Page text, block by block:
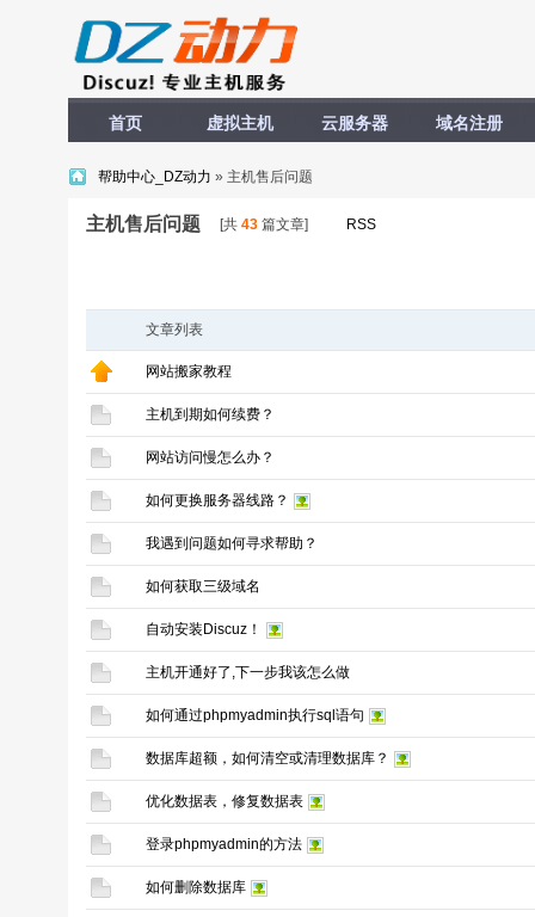
首页 虚拟主机 云服务器 域名注册
帮助中心_DZ动力 » 主机售后问题
主机售后问题 [共 43 篇文章] RSS
文章列表
网站搬家教程
主机到期如何续费？
网站访问慢怎么办？
如何更换服务器线路？
我遇到问题如何寻求帮助？
如何获取三级域名
自动安装Discuz！
主机开通好了,下一步我该怎么做
如何通过phpmyadmin执行sql语句
数据库超额，如何清空或清理数据库？
优化数据表，修复数据表
登录phpmyadmin的方法
如何删除数据库